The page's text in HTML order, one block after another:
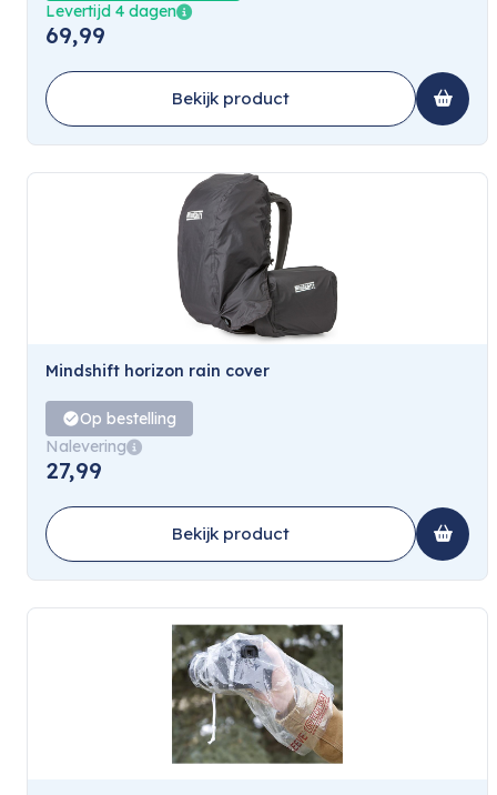
Levertijd 4 dagen
69,99
Bekijk product
Mindshift horizon rain cover
Op bestelling
Nalevering
27,99
Bekijk product